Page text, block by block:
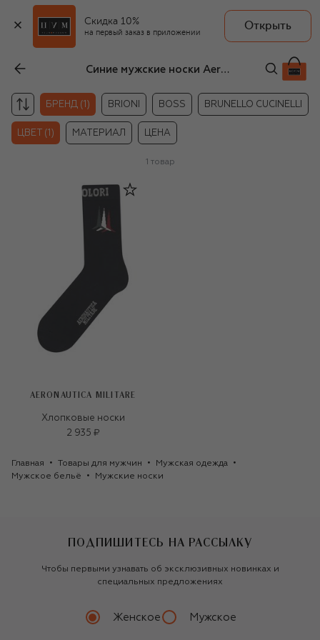
Скидка 10%
на первый заказ в приложении
Открыть
Синие мужские носки Aeronautica Militare
БРЕНД (1) BRIONI BOSS BRUNELLO CUCINELLI
ЦВЕТ (1) МАТЕРИАЛ ЦЕНА
1 товар
AERONAUTICA MILITARE
Хлопковые носки
2 935 ₽
Главная Товары для мужчин
Мужская одежда
Мужское бельё
Мужские носки
ПОДПИШИТЕСЬ НА РАССЫЛКУ
Чтобы первыми узнавать об эксклюзивных новинках и
специальных предложениях
Женское Мужское